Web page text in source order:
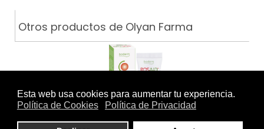
Otros productos de Olyan Farma